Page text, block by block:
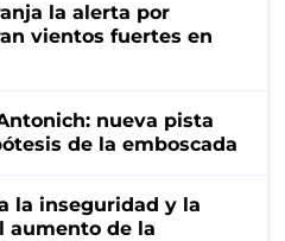
la alerta por
vientos fuertes en
nueva pista
de la emboscada
la inseguridad y la
aumento de la